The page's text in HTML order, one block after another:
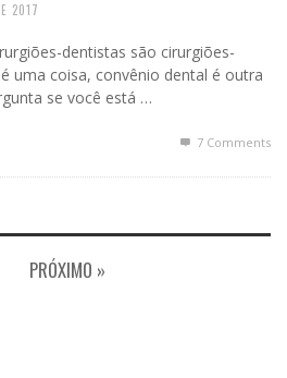
2017
dentistas são cirurgiões-
uma coisa, convênio dental é outra
se você está …
7 Comments
PRÓXIMO »